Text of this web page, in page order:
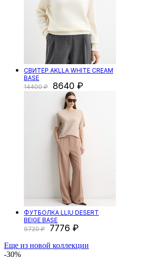
СВИТЕР AKLLA WHITE CREAM
BASE
14400
8640
ФУТБОЛКА LLIU DESERT
BEIGE BASE
9720
7776
Еще из новой коллекции
-30%